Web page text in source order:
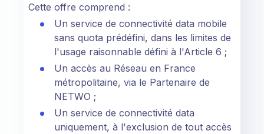
Cette offre comprend :
Un service de connectivité data mobile
sans quota prédéfini, dans les limites de
l'usage raisonnable défini à l'Article 6 ;
Un accès au Réseau en France
métropolitaine, via le Partenaire de
NETWO ;
Un service de connectivité data
uniquement, à l'exclusion de tout accès